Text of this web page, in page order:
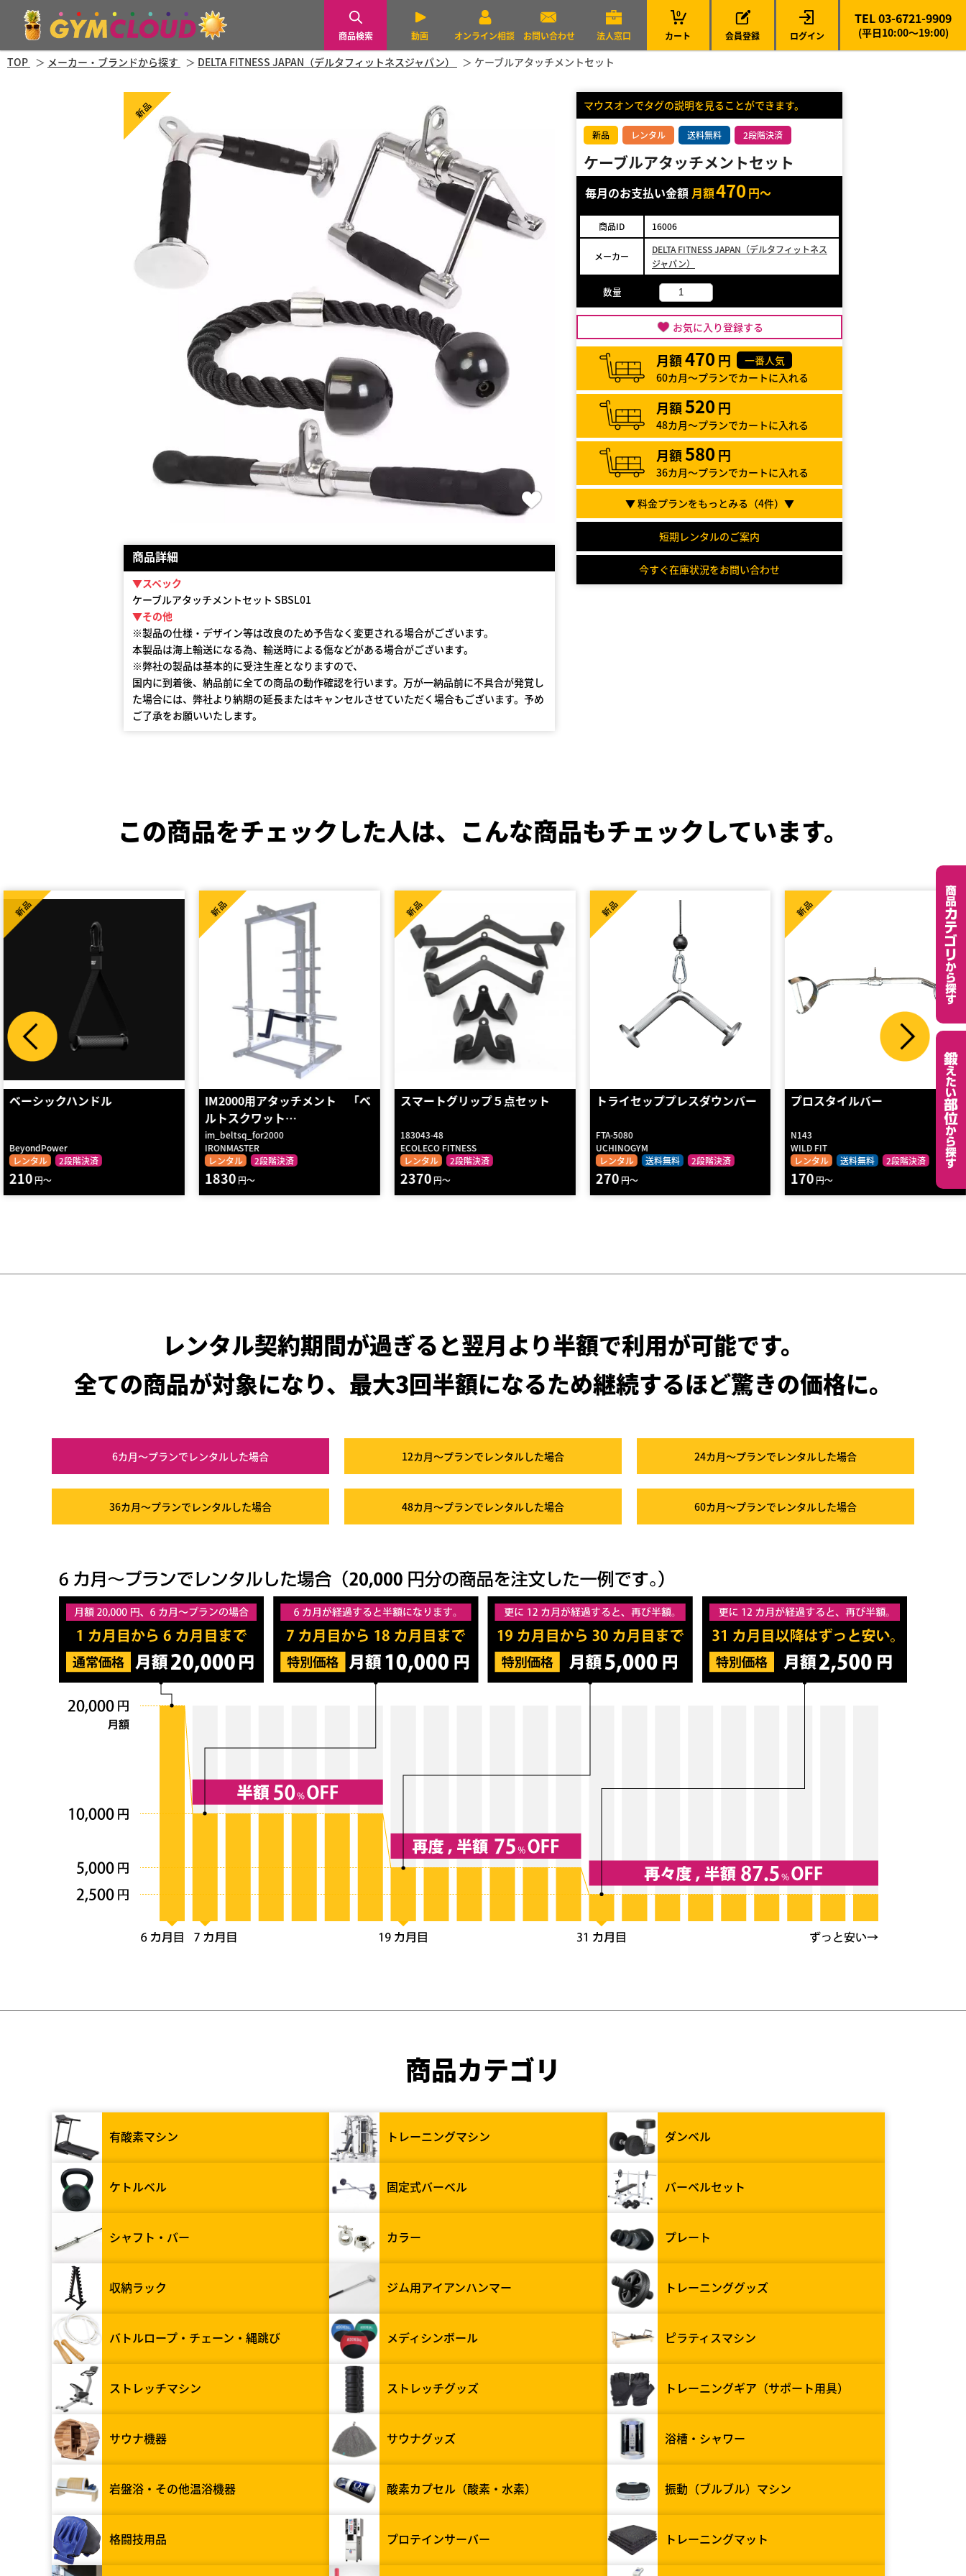
商品検索 動画 オンライン相談 お問い合わせ 法人窓口 カート
0
会員登録 ログイン
TEL 03-6721-9909
(平日10:00～19:00)
TOP メーカー・ブランドから探す DELTA FITNESS JAPAN（デルタフィットネスジャパン） ケーブルアタッチメントセット
新品
商品詳細
▼スペック
ケーブルアタッチメントセット SBSL01
▼その他
※製品の仕様・デザイン等は改良のため予告なく変更される場合がございます。
本製品は海上輸送になる為、輸送時による傷などがある場合がございます。
※弊社の製品は基本的に受注生産となりますので、
国内に到着後、納品前に全ての商品の動作確認を行います。万が一納品前に不具合が発覚し
た場合には、弊社より納期の延長またはキャンセルさせていただく場合もございます。予め
ご了承をお願いいたします。
マウスオンでタグの説明を見ることができます。
新品 レンタル 送料無料 2段階決済
ケーブルアタッチメントセット
毎月のお支払い金額 月額470 円～
商品ID 16006
メーカー
DELTA FITNESS JAPAN（デルタフィットネス
ジャパン）
数量
お気に入り登録する
月額470 円
一番人気
60カ月～プランでカートに入れる
月額520 円
48カ月～プランでカートに入れる
月額580 円
36カ月～プランでカートに入れる
▼ 料金プランをもっとみる（4件）▼
短期レンタルのご案内
今すぐ在庫状況をお問い合わせ
この商品をチェックした人は、 こんな商品もチェックしています。
IM2000用アタッチメント 「ベ
IRONMASTER
レンタル
2段階決済
新品
1830円～
スマートグリップ５点セット
183043-48
ECOLECO FITNESS
レンタル
2段階決済
新品
2370円～
トライセッププレスダウンバー
FTA-5080
UCHINOGYM
レンタル
送料無料
新品
270円～
プロスタイルバー
N143
WILD FIT
レンタル
送料無料 2段階決済
新品
170円～
IM2000用アタッチメント 「バ
im_barhook_for2000
IRONMASTER
レンタル
2段階決済
新品
1010円～
レンタル契約期間が過ぎると翌月より半額で利用が可能です。
全ての商品が対象になり、最大3回半額になるため継続するほど驚きの価格に。
6カ月～プランでレンタルした場合 12カ月～プランでレンタルした場合 24カ月～プランでレンタルした場合
36カ月～プランでレンタルした場合 48カ月～プランでレンタルした場合 60カ月～プランでレンタルした場合
商品カテゴリ
有酸素マシン トレーニングマシン ダンベル
ケトルベル 固定式バーベル バーベルセット
シャフト・バー カラー プレート
収納ラック ジム用アイアンハンマー トレーニンググッズ
バトルロープ・チェーン・縄跳び メディシンボール ピラティスマシン
ストレッチマシン ストレッチグッズ トレーニングギア（サポート用具）
サウナ機器 サウナグッズ 浴槽・シャワー
岩盤浴・その他温浴機器 酸素カプセル（酸素・水素） 振動（ブルブル）マシン
格闘技用品 プロテインサーバー トレーニングマット